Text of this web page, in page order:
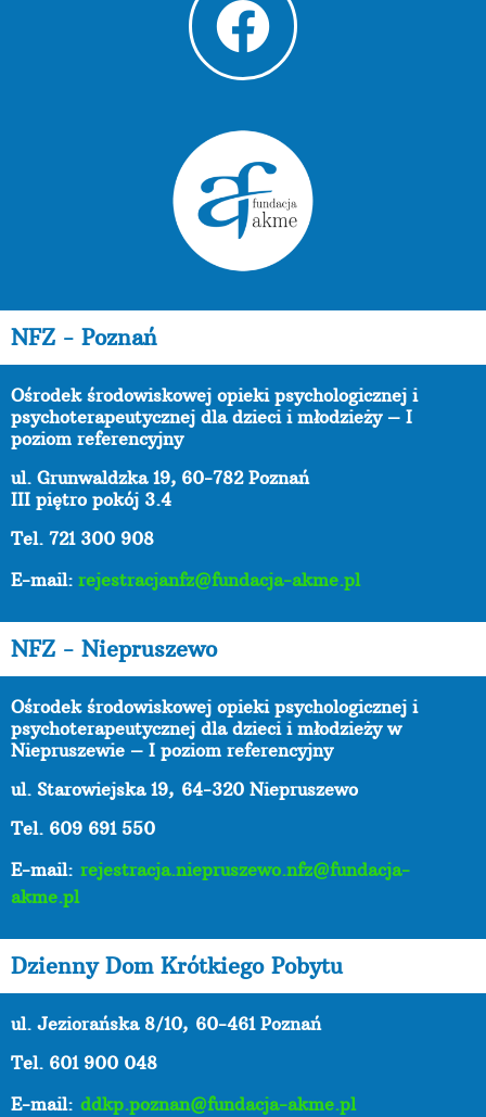
NFZ - Poznań
Ośrodek środowiskowej opieki psychologicznej i
psychoterapeutycznej dla dzieci i młodzieży – I
poziom referencyjny
ul. Grunwaldzka 19, 60-782 Poznań
III piętro pokój 3.4
Tel. 721 300 908
E-mail: rejestracjanfz@fundacja-akme.pl
NFZ - Niepruszewo
Ośrodek środowiskowej opieki psychologicznej i
psychoterapeutycznej dla dzieci i młodzieży w
Niepruszewie – I poziom referencyjny
ul. Starowiejska 19, 64-320 Niepruszewo
Tel. 609 691 550
E-mail: rejestracja.niepruszewo.nfz@fundacja-
akme.pl
Dzienny Dom Krótkiego Pobytu
ul. Jeziorańska 8/10, 60-461 Poznań
Tel. 601 900 048
E-mail: ddkp.poznan@fundacja-akme.pl